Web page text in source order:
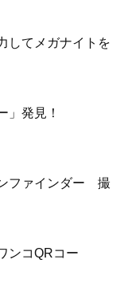
してメガナイトを
」発見！
ファインダー 撮
ンコQRコー